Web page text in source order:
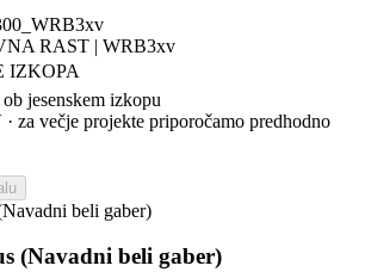
RAST | WRB3xv
IZKOPA
jesenskem izkopu
· za večje projekte priporočamo predhodno
(Navadni beli gaber)